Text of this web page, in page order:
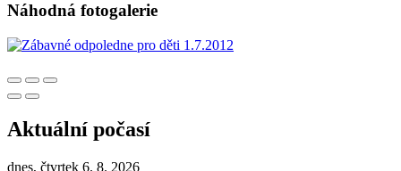
Náhodná fotogalerie
Aktuální počasí
dnes, čtvrtek 6. 8. 2026